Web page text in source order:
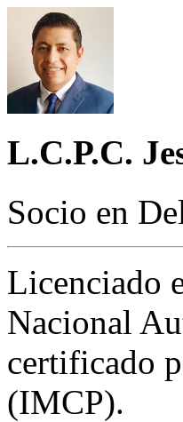
L.C.P.C.
Socio en
Licenciado
Nacional
certificado
(IMCP).